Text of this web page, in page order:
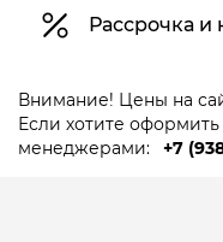
Рассрочка и
Внимание! Цены на
Если хотите
менеджерами:
+7